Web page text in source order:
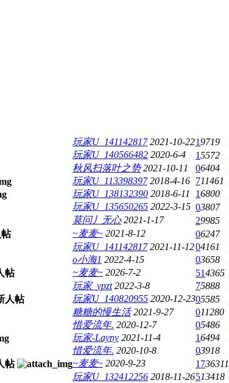
玩家U_141142817 2021-10-2219719
玩家U_140566482 2020-6-4 15572
秋风扫落叶之势 2021-10-11 06404
玩家U_113398397 2018-4-16 711461
玩家U_138132390 2018-6-11 16800
玩家U_135650265 2022-3-15 03807
莫问丿无心 2021-1-17 29985
~麦麦~ 2021-8-12 06247
玩家U_141142817 2021-11-1204161
o小海1 2022-4-15 03658
~麦麦~ 2026-7-2 514365
玩家_ypzt 2022-3-8 75888
玩家U_140820955 2020-12-2305585
糖糖的慢生活 2021-9-27 011280
惜爱流年. 2020-12-7 05486
玩家-Layny 2021-11-4 16494
惜爱流年. 2020-10-8 03918
~麦麦~ 2020-9-23 1736311
玩家U_132412256 2018-11-26513418